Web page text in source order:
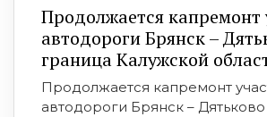
Продолжается капремонт
автодороги Брянск –
граница Калужской
Продолжается капремонт
автодороги Брянск –